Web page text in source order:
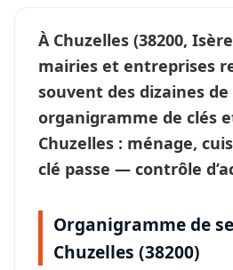
À Chuzelles (38200,
mairies et entreprises
souvent des dizaines
organigramme de clés
Chuzelles : ménage,
clé passe — contrôle
Organigramme de
Chuzelles (38200)